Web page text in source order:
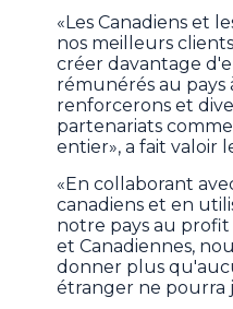
«Les Canadiens et
nos meilleurs
créer davantage
rémunérés au
renforcerons et
partenariats
entier», a fait valoir
«En collaborant
canadiens et en
notre pays au profit
et Canadiennes,
donner plus
étranger ne pourra